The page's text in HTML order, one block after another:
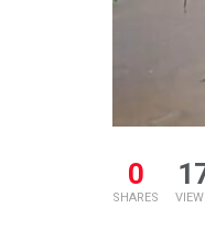
0
SHARES